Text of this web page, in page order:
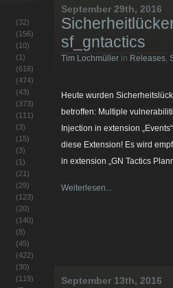
September 29th, 2016
sf_gntactics
Tim Lochmüller in Releases,
Heute wurden
betroffen: Multiple
Injection in extension
diese Extension! Es wird
in extension „GN Tactics
Weiterlesen...
September 13th, 2016
(32)
(156)
(10)
(1)
(616)
(474)
(43)
(373)
(111)
(3)
(15)
(3)
(1)
(21)
(29)
(123)
(20)
(140)
(8)
(45)
(422)
(30)
(119)